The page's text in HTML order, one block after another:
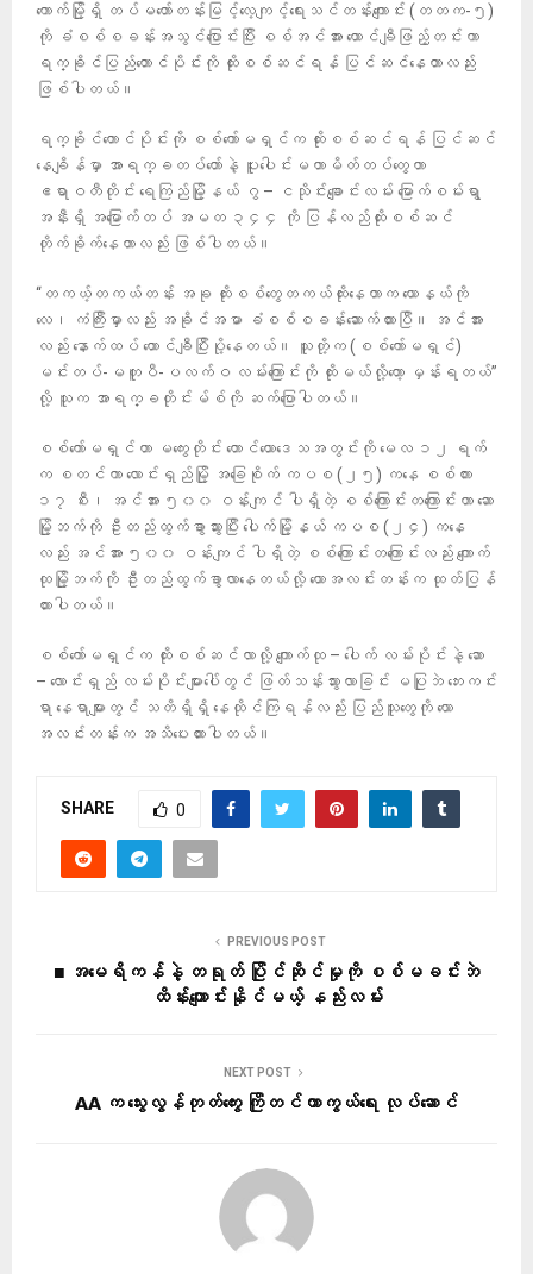
ကောက်မြို့ရှိ တပ်မတော်တန်းမြင့်လေ့ကျင့်ရေးသင်တန်းကျောင်း (တတက-၅)
ကို ခံစစ်စခန်းအသွင်ပြောင်းပြီး စစ်အင်အား ထောင်ချီဖြည့်တင်းကာ
ရက္ခိုင်ပြည်တောင်ပိုင်းကို ထိုးစစ်ဆင်ရန် ပြင်ဆင်နေတာလည်း
ဖြစ်ပါတယ်။
ရက္ခိုင်တောင်ပိုင်းကို စစ်ကော်မရှင်က ထိုးစစ်ဆင်ရန် ပြင်ဆင်
နေချိန်မှာ အာရက္ခတပ်တော်နဲ့ ပူးပေါင်းမဟာမိတ်တပ်တွေဟာ
‎‎ဧရာဝတီတိုင်း ရေကြည်မြို့နယ် ဂွ – ငသိုင်းချောင်းလမ်း မြောက်စမ်းရွာ
အနီးရှိ အမြောက်တပ် အမတ ၃၄၄ ကို ပြန်လည်ထိုးစစ်ဆင်
တိုက်ခိုက်နေတာလည်း ဖြစ်ပါတယ်။
“တကယ့်တကယ်တန်း အခု ထိုးစစ်တွေတကယ်ထိုးနေတာက ယောနယ်ကို
လေ၊ ကံကြီးမှာလည်း အခိုင်အမာ ခံစစ်စခန်းဆောက်ထားပြီ။ အင်အား
လည်း နောက်ထပ် ထောင်ချီပြီးပို့နေတယ်။ သူတို့က (စစ်ကော်မရှင်)
မင်းတပ်-မတူပီ-ပလက်ဝ လမ်းကြောင်းကို ထိုးမယ်လို့တော့ မှန်းရတယ်”
လို့ သူက အာရက္ခတိုင်းမ်စ်ကို ဆက်ပြောပါတယ်။
စစ်ကော်မရှင်ဟာ မကွေးတိုင်း တောင်ယောဒေသအတွင်းကို မေလ ၁၂ ရက်
က စတင်ကာ လောင်းရှည်မြို့ အခြေစိုက် ကပစ (၂၅) ကနေ စစ်ကား
၁၇ စီး၊ အင်အား ၅၀၀ ဝန်းကျင် ပါရှိတဲ့ စစ်ကြောင်းတကြောင်းဟာ ဆော
မြို့ဘက်ကို ဦးတည်ထွက်ခွာသွားပြီး ပေါက်မြို့နယ် ကပစ (၂၄) ကနေ
လည်း အင်အား ၅၀၀ ဝန်းကျင် ပါရှိတဲ့ စစ်ကြောင်းတကြောင်းလည်း ကျောက်
ထုမြို့ဘက်ကို ဦးတည်ထွက်ခွာလာနေတယ်လို့ ယောအလင်းတန်းက ထုတ်ပြန်
ထားပါတယ်။
စစ်ကော်မရှင်က ထိုးစစ်ဆင်လာလို့ ကျောက်ထု – ပေါက် လမ်းပိုင်းနဲ့ ဆော
– လောင်းရှည် လမ်းပိုင်းများပေါ်တွင် ဖြတ်သန်းသွားလာခြင်း မပြုဘဲ ဘေးကင်း
ရာ နေရာများတွင် သတိရှိရှိ နေထိုင်ကြရန်လည်း ပြည်သူတွေကို ယော
အလင်းတန်းက အသိပေးထားပါတယ်။
SHARE 0
PREVIOUS POST
■ အမေရိကန်နဲ့ တရုတ် ပြိုင်ဆိုင်မှုကို စစ်မခင်းဘဲ
ထိန်းကျောင်းနိုင်မယ့် နည်းလမ်း
NEXT POST
AA က သွေးလွန်တုတ်ကွေး ကြိုတင်ကာကွယ်ရေး လုပ်ဆောင်